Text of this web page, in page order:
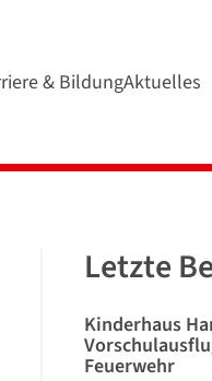
& BildungAktuelles
Letzte
Kinderhaus
Feuerwehr